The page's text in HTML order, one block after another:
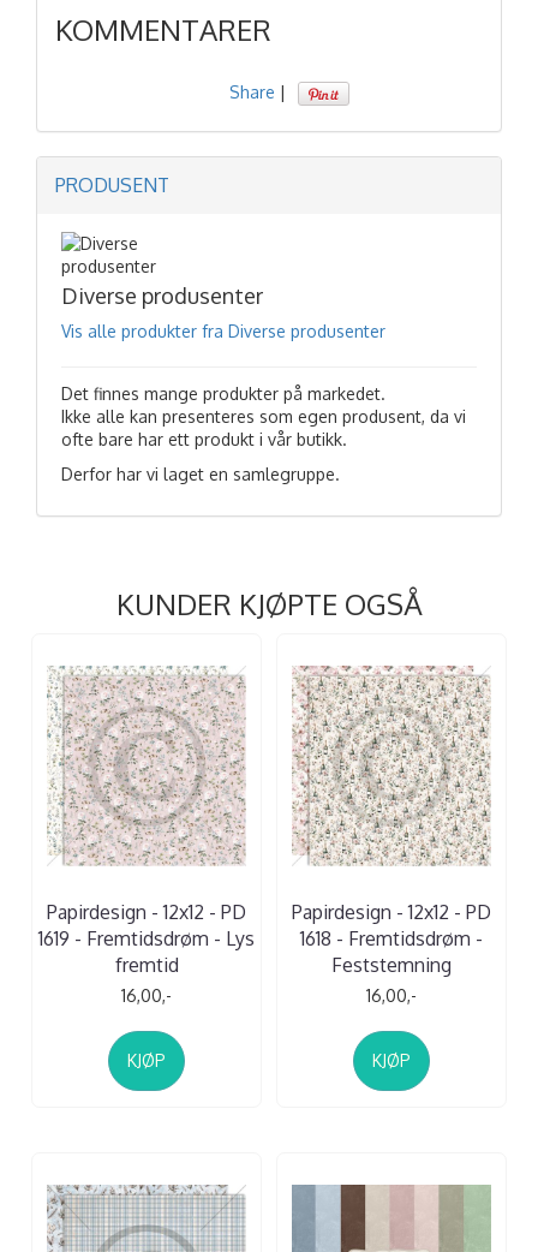
KOMMENTARER
Share |
PRODUSENT
Diverse produsenter
Vis alle produkter fra Diverse produsenter
Det finnes mange produkter på markedet.
Ikke alle kan presenteres som egen produsent, da vi
ofte bare har ett produkt i vår butikk.
Derfor har vi laget en samlegruppe.
KUNDER KJØPTE OGSÅ
Papirdesign - 12x12 - PD
1619 - Fremtidsdrøm - Lys
fremtid
16,00,-
KJØP
Papirdesign - 12x12 - PD
1618 - Fremtidsdrøm -
Feststemning
16,00,-
KJØP